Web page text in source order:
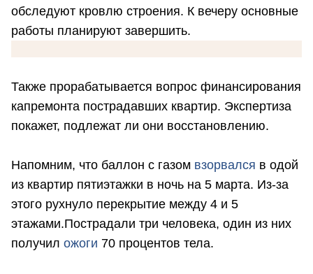
обследуют кровлю строения. К вечеру основные
работы планируют завершить.
Также прорабатывается вопрос финансирования
капремонта пострадавших квартир. Экспертиза
покажет, подлежат ли они восстановлению.
Напомним, что баллон с газом взорвался в одой
из квартир пятиэтажки в ночь на 5 марта. Из-за
этого рухнуло перекрытие между 4 и 5
этажами.Пострадали три человека, один из них
получил ожоги 70 процентов тела.